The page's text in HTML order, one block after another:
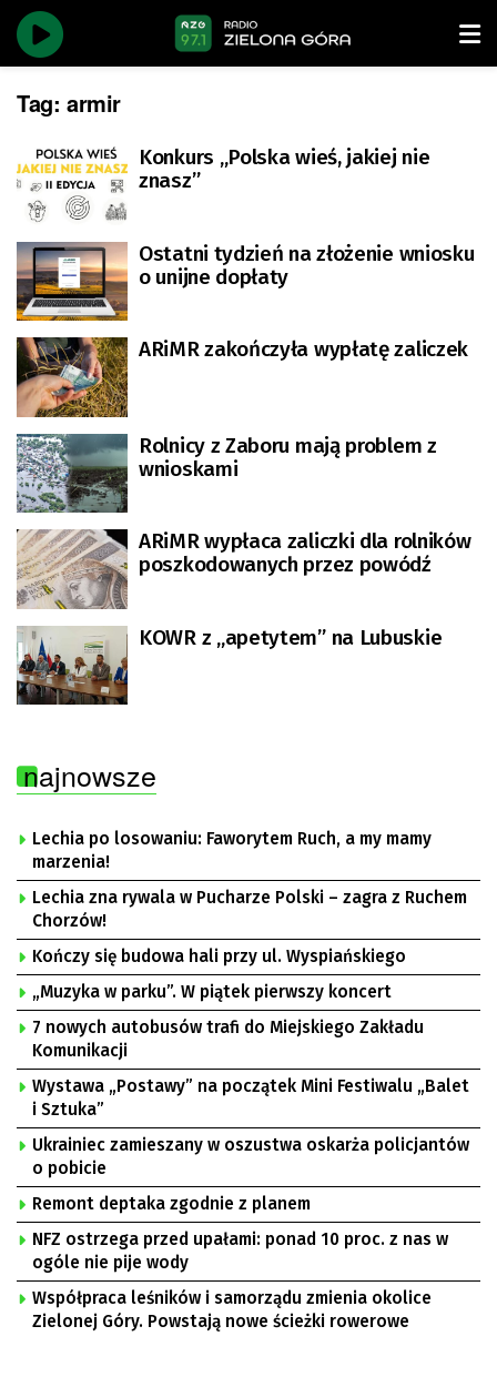
Tag: armir
Konkurs „Polska wieś, jakiej nie
znasz”
Ostatni tydzień na złożenie wniosku
o unijne dopłaty
ARiMR zakończyła wypłatę zaliczek
Rolnicy z Zaboru mają problem z
wnioskami
ARiMR wypłaca zaliczki dla rolników
poszkodowanych przez powódź
KOWR z „apetytem” na Lubuskie
najnowsze
Lechia po losowaniu: Faworytem Ruch, a my mamy
marzenia!
Lechia zna rywala w Pucharze Polski – zagra z Ruchem
Chorzów!
Kończy się budowa hali przy ul. Wyspiańskiego
„Muzyka w parku”. W piątek pierwszy koncert
7 nowych autobusów trafi do Miejskiego Zakładu
Komunikacji
Wystawa „Postawy” na początek Mini Festiwalu „Balet
i Sztuka”
Ukrainiec zamieszany w oszustwa oskarża policjantów
o pobicie
Remont deptaka zgodnie z planem
NFZ ostrzega przed upałami: ponad 10 proc. z nas w
ogóle nie pije wody
Współpraca leśników i samorządu zmienia okolice
Zielonej Góry. Powstają nowe ścieżki rowerowe